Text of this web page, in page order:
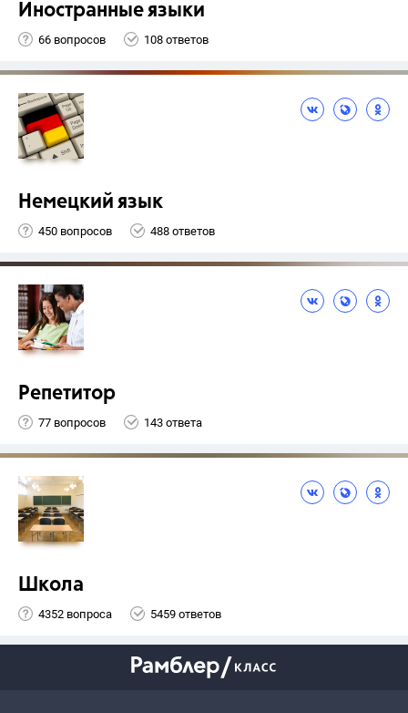
Иностранные языки
66 вопросов 108 ответов
Немецкий язык
450 вопросов 488 ответов
Репетитор
77 вопросов 143 ответа
Школа
4352 вопроса 5459 ответов